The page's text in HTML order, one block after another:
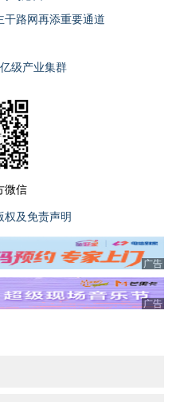
干路网再添重要通道
级产业集群
微信
权及免责声明
广告
广告